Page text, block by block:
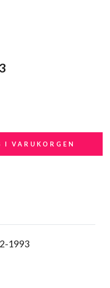
I VARUKORGEN
1993